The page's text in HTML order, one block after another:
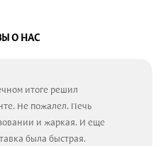
О НАС
итоге решил
Не пожалел. Печь
и жаркая. И еще
была быстрая.